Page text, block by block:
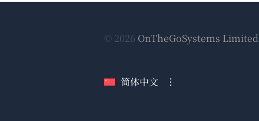
© 2026 OnTheGoSystems Limited
简体中文